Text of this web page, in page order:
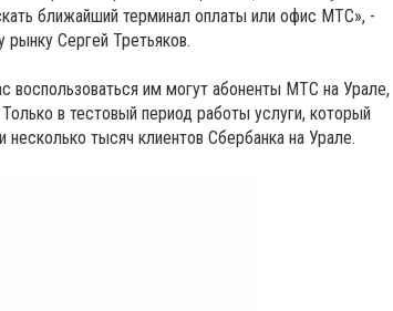
ближайший терминал оплаты или офис МТС», -
Сергей Третьяков.
воспользоваться им могут абоненты МТС на Урале,
в тестовый период работы услуги, который
тысяч клиентов Сбербанка на Урале.